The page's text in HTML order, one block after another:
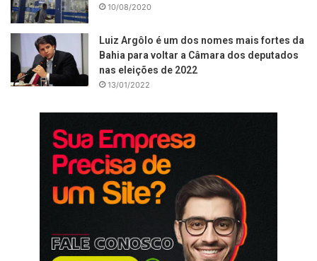
10/08/2020
Luiz Argôlo é um dos nomes mais fortes da
Bahia para voltar a Câmara dos deputados
nas eleições de 2022
13/01/2022